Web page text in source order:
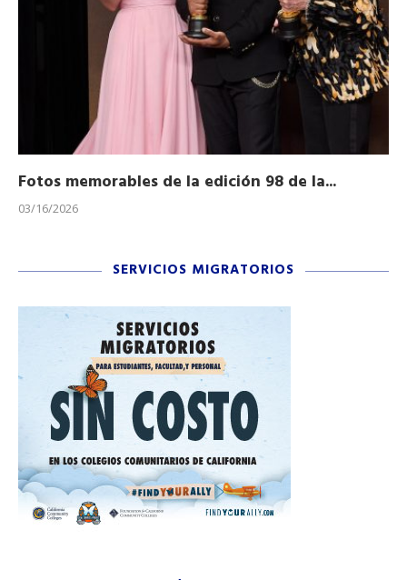
Fotos memorables de la edición 98 de la...
03/16/2026
SERVICIOS MIGRATORIOS